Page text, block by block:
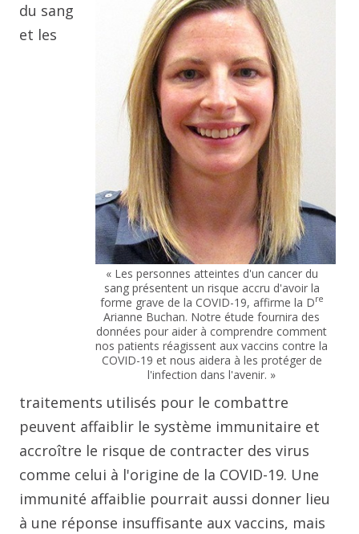
« Les personnes atteintes d'un cancer du
sang présentent un risque accru d'avoir la
forme grave de la COVID-19, affirme la Dre
Arianne Buchan. Notre étude fournira des
données pour aider à comprendre comment
nos patients réagissent aux vaccins contre la
COVID-19 et nous aidera à les protéger de
l'infection dans l'avenir. »
du sang
et les
traitements utilisés pour le combattre
peuvent affaiblir le système immunitaire et
accroître le risque de contracter des virus
comme celui à l'origine de la COVID-19. Une
immunité affaiblie pourrait aussi donner lieu
à une réponse insuffisante aux vaccins, mais